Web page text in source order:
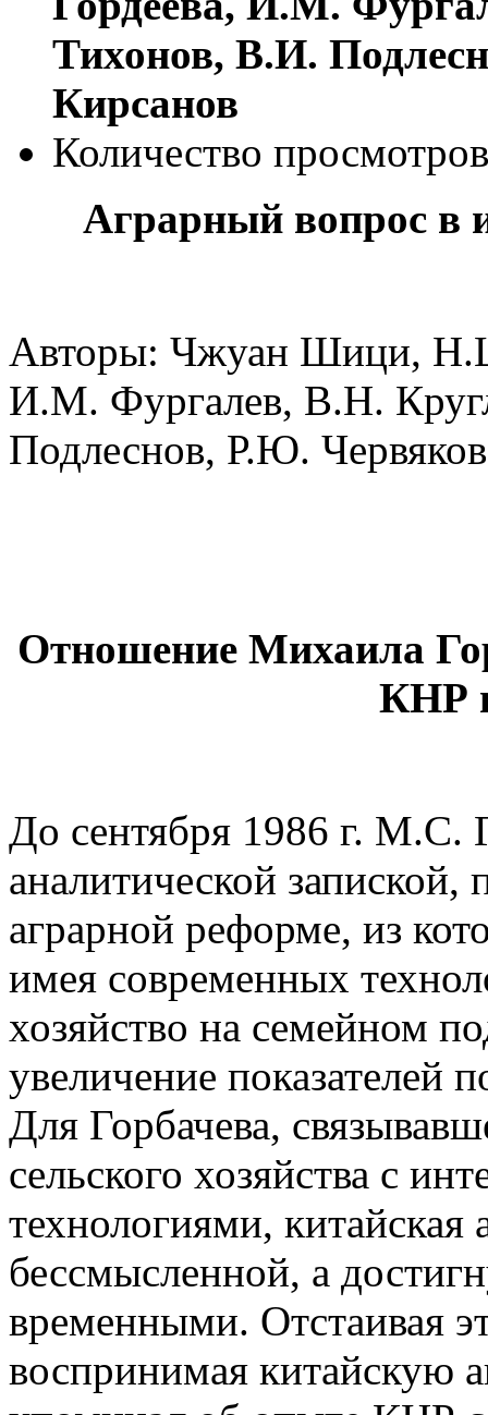
Тихонов, В.И.
Кирсанов
Количество
Аграрный вопрос в
Авторы: Чжуан Шици,
И.М. Фургалев, В.Н.
Подлеснов, Р.Ю.
Отношение Михаила
КНР
До сентября 1986 г. М.С.
аналитической
аграрной реформе, из
имея современных
хозяйство на семейном
увеличение показателей
Для Горбачева,
сельского хозяйства с
технологиями, китайская
бессмысленной, а
временными. Отстаивая
воспринимая китайскую